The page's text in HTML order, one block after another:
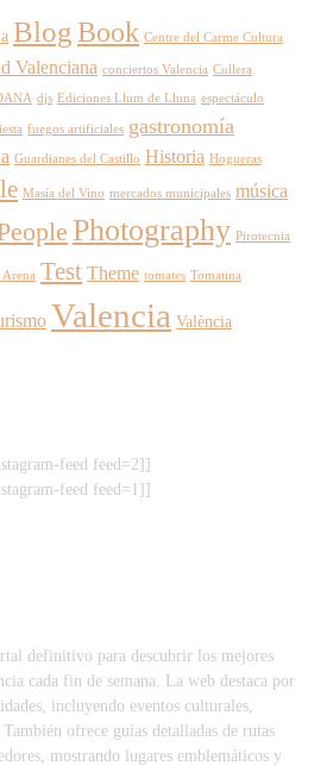
BlogBook Centre del Carme Cultura
Valenciana conciertos Valencia Cullera
djs Ediciones Llum de Lluna espectáculo
fuegos artificiales gastronomía
Guardianes del Castillo Historia Hogueras
Masía del Vino mercados municipales música
Photography Pirotecnia
Arena Test Theme tomates Tomatina
Valencia València
feed feed=2]]
feed feed=1]]
definitivo para descubrir los mejores
cada fin de semana. La web destaca por
incluyendo eventos culturales,
ofrece guías detalladas de rutas
mostrando lugares emblemáticos y